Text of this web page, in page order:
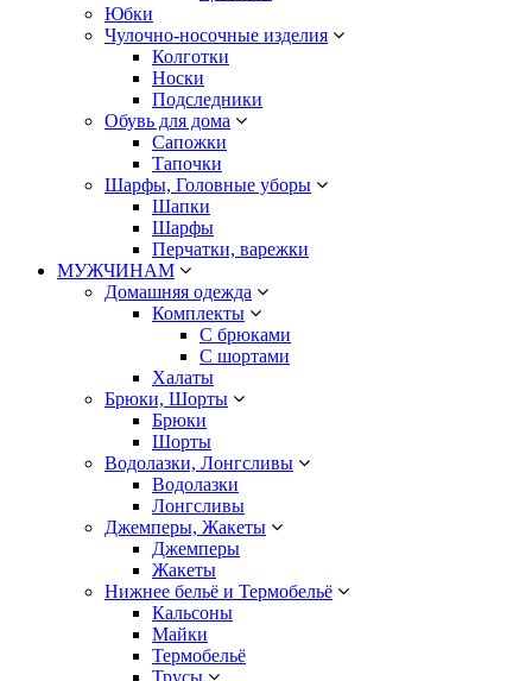
Юбки
Чулочно-носочные изделия
Колготки
Носки
Подследники
Обувь для дома
Сапожки
Тапочки
Шарфы, Головные уборы
Шапки
Шарфы
Перчатки, варежки
МУЖЧИНАМ
Домашняя одежда
Комплекты
С брюками
С шортами
Халаты
Брюки, Шорты
Брюки
Шорты
Водолазки, Лонгсливы
Водолазки
Лонгсливы
Джемперы, Жакеты
Джемперы
Жакеты
Нижнее бельё и Термобельё
Кальсоны
Майки
Термобельё
Трусы